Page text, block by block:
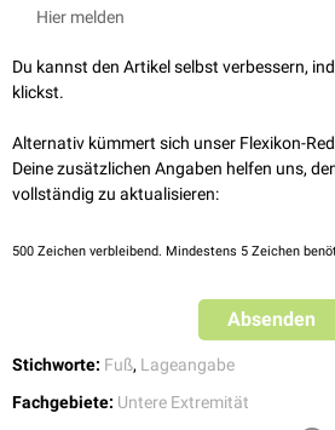
Hier melden
Du kannst den Artikel selbst verbessern,
klickst.
Alternativ kümmert sich unser Flexikon-
Deine zusätzlichen Angaben helfen uns,
vollständig zu aktualisieren:
500 Zeichen verbleibend. Mindestens 5 Zeichen
Absenden
Stichworte: Fuß, Lageangabe
Fachgebiete: Untere Extremität